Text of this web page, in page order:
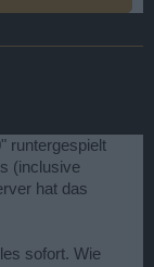
runtergespielt
(inclusive
hat das
sofort. Wie